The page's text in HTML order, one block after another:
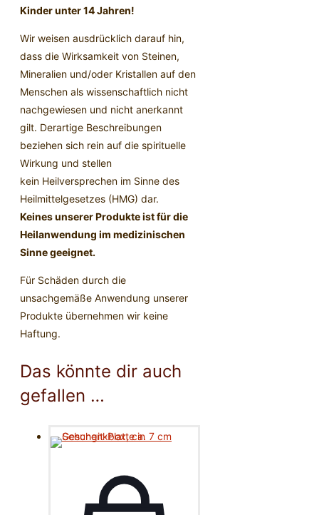
Kinder unter 14 Jahren!
Wir weisen ausdrücklich darauf hin,
dass die Wirksamkeit von Steinen,
Mineralien und/oder Kristallen auf den
Menschen als wissenschaftlich nicht
nachgewiesen und nicht anerkannt
gilt. Derartige Beschreibungen
beziehen sich rein auf die spirituelle
Wirkung und stellen
kein Heilversprechen im Sinne des
Heilmittelgesetzes (HMG) dar.
Keines unserer Produkte ist für die
Heilanwendung im medizinischen
Sinne geeignet.
Für Schäden durch die
unsachgemäße Anwendung unserer
Produkte übernehmen wir keine
Haftung.
Das könnte dir auch
gefallen …